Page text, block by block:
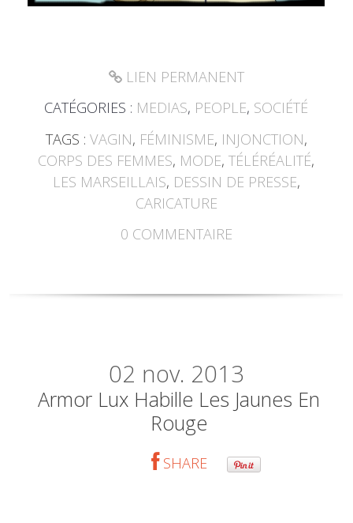
LIEN PERMANENT
CATÉGORIES : MEDIAS, PEOPLE, SOCIÉTÉ
TAGS : VAGIN, FÉMINISME, INJONCTION,
CORPS DES FEMMES, MODE,TÉLÉRÉALITÉ,
LES MARSEILLAIS, DESSIN DE PRESSE,
CARICATURE
0 COMMENTAIRE
02 nov. 2013
Armor Lux Habille Les Jaunes En
Rouge
SHARE